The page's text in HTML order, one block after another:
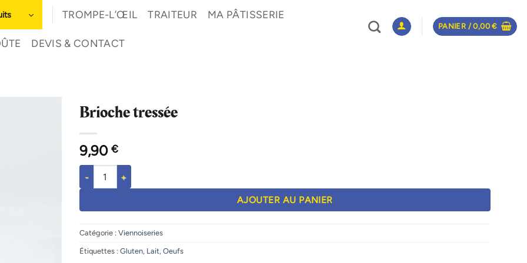
TROMPE-L’ŒIL TRAITEUR MA PÂTISSERIE
DEVIS & CONTACT
PANIER /0,00€
Brioche tressée
9,90 €
quantité de Brioche tressée
AJOUTER AU PANIER
Catégorie : Viennoiseries
Étiquettes : Gluten, Lait, Oeufs